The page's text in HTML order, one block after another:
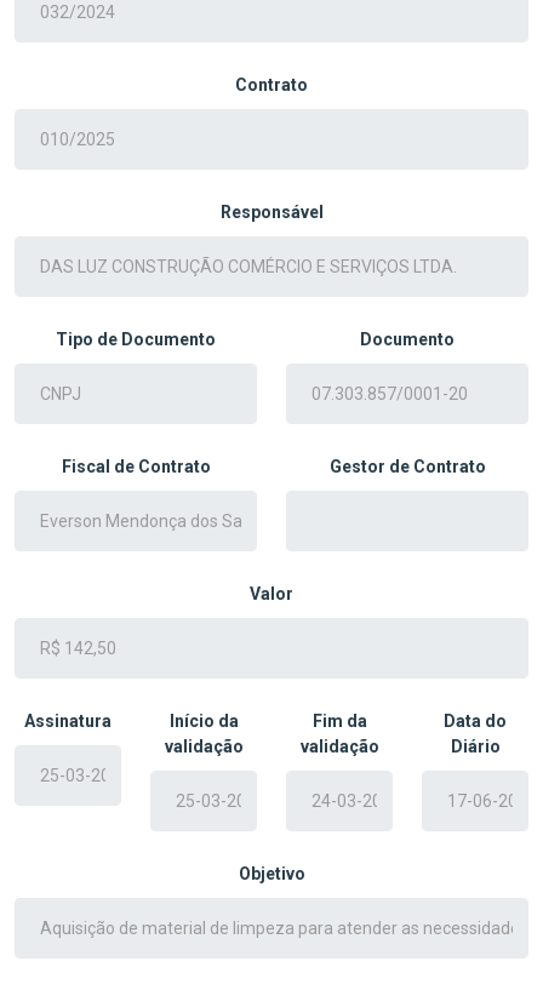
Contrato
Responsável
Tipo de Documento Documento
Fiscal de Contrato Gestor de Contrato
Valor
Assinatura
Início da
validação
Fim da
validação
Data do
Diário
Objetivo